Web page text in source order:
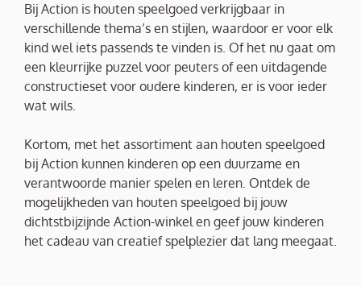
Bij Action is houten speelgoed verkrijgbaar in
verschillende thema’s en stijlen, waardoor er voor elk
kind wel iets passends te vinden is. Of het nu gaat om
een kleurrijke puzzel voor peuters of een uitdagende
constructieset voor oudere kinderen, er is voor ieder
wat wils.
Kortom, met het assortiment aan houten speelgoed
bij Action kunnen kinderen op een duurzame en
verantwoorde manier spelen en leren. Ontdek de
mogelijkheden van houten speelgoed bij jouw
dichtstbijzijnde Action-winkel en geef jouw kinderen
het cadeau van creatief spelplezier dat lang meegaat.